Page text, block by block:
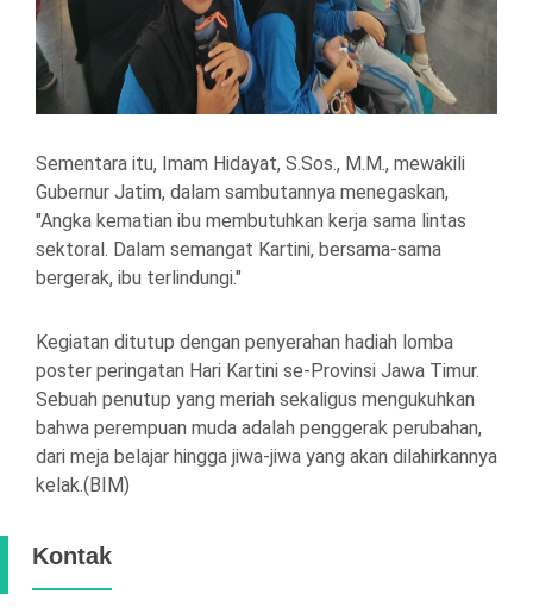
Sementara itu, Imam Hidayat, S.Sos., M.M., mewakili
Gubernur Jatim, dalam sambutannya menegaskan,
"Angka kematian ibu membutuhkan kerja sama lintas
sektoral. Dalam semangat Kartini, bersama-sama
bergerak, ibu terlindungi."
Kegiatan ditutup dengan penyerahan hadiah lomba
poster peringatan Hari Kartini se-Provinsi Jawa Timur.
Sebuah penutup yang meriah sekaligus mengukuhkan
bahwa perempuan muda adalah penggerak perubahan,
dari meja belajar hingga jiwa-jiwa yang akan dilahirkannya
kelak.(BIM)
Kontak